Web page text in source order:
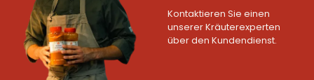
Kontaktieren Sie einen
unserer Kräuterexperten
über den Kundendienst.